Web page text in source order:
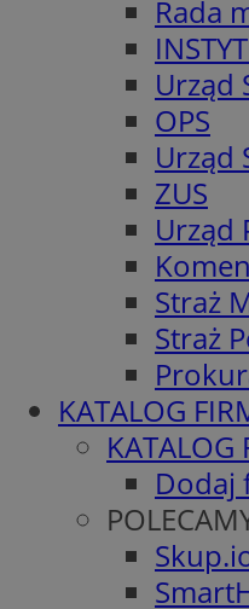
Rada
Urząd
OPS
Urząd
ZUS
Urząd
Straż
Straż
KATALOG
KATALOG
Dodaj